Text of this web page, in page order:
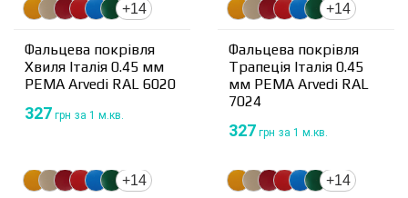
+14
Фальцева покрівля
Хвиля Італія 0.45 мм
PEMA Arvedi RAL 6020
327 грн за 1 м.кв.
+14
Фальцева покрівля
Трапеція Італія 0.45
мм PEMA Arvedi RAL
7024
327 грн за 1 м.кв.
+14 +14